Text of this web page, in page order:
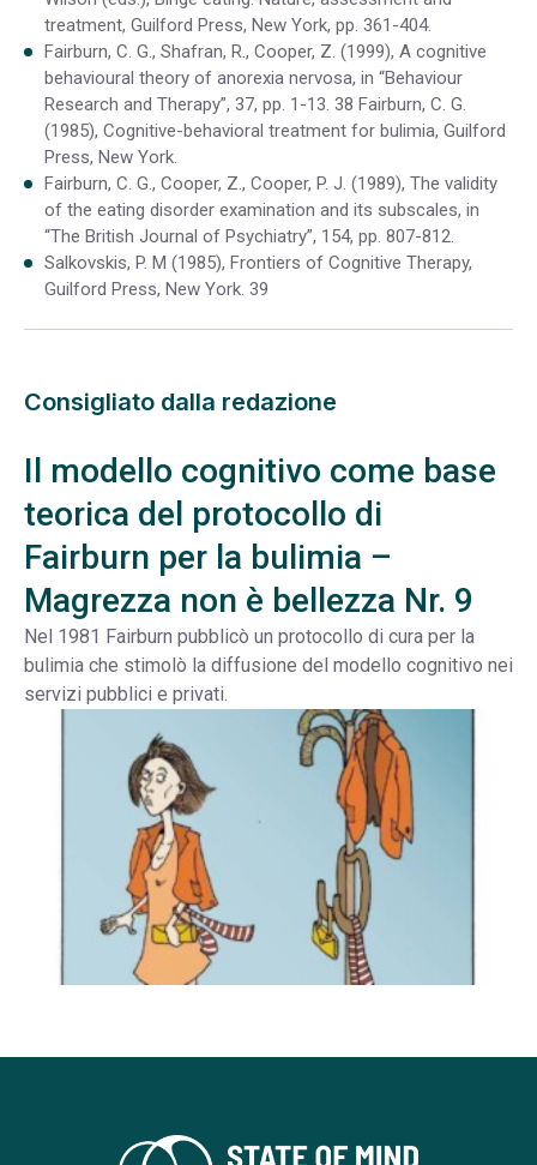
treatment, Guilford Press, New York, pp. 361-404.
Fairburn, C. G., Shafran, R., Cooper, Z. (1999), A cognitive
behavioural theory of anorexia nervosa, in “Behaviour
Research and Therapy”, 37, pp. 1-13. 38 Fairburn, C. G.
(1985), Cognitive-behavioral treatment for bulimia, Guilford
Press, New York.
Fairburn, C. G., Cooper, Z., Cooper, P. J. (1989), The validity
of the eating disorder examination and its subscales, in
“The British Journal of Psychiatry”, 154, pp. 807-812.
Salkovskis, P. M (1985), Frontiers of Cognitive Therapy,
Guilford Press, New York. 39
Consigliato dalla redazione
Il modello cognitivo come base
teorica del protocollo di
Fairburn per la bulimia –
Magrezza non è bellezza Nr. 9
Nel 1981 Fairburn pubblicò un protocollo di cura per la
bulimia che stimolò la diffusione del modello cognitivo nei
servizi pubblici e privati.